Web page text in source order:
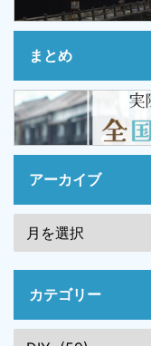
まとめ
アーカイブ
カテゴリー